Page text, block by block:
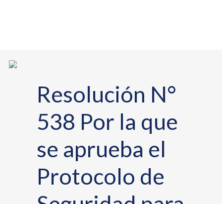
Resolución N°
538 Por la que
se aprueba el
Protocolo de